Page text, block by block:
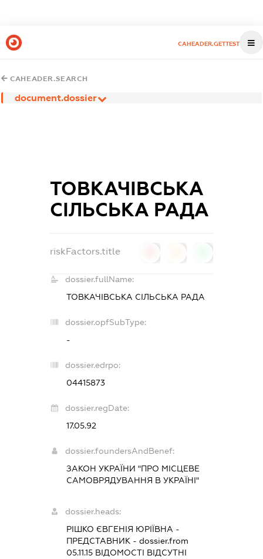
CAHEADER.GETTEST
CAHEADER.SEARCH
document.dossier
ТОВКАЧІВСЬКА
СІЛЬСЬКА РАДА
riskFactors.title
dossier.fullName:
ТОВКАЧІВСЬКА СІЛЬСЬКА РАДА
dossier.opfSubType:
-
dossier.edrpo:
04415873
dossier.regDate:
17.05.92
dossier.foundersAndBenef:
ЗАКОН УКРАЇНИ "ПРО МІСЦЕВЕ
САМОВРЯДУВАННЯ В УКРАЇНІ"
dossier.heads:
РІШКО ЄВГЕНІЯ ЮРІЇВНА -
ПРЕДСТАВНИК - dossier.from
05.11.15 ВІДОМОСТІ ВІДСУТНІ